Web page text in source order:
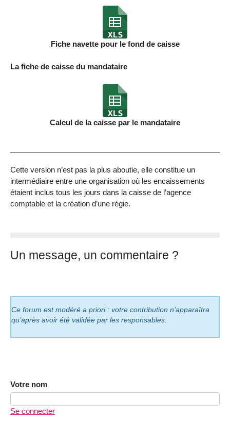
Fiche navette pour le fond de caisse
La fiche de caisse du mandataire
Calcul de la caisse par le mandataire
Cette version n’est pas la plus aboutie, elle constitue un
intermédiaire entre une organisation où les encaissements
étaient inclus tous les jours dans la caisse de l’agence
comptable et la création d’une régie.
Un message, un commentaire ?
Ce forum est modéré a priori : votre contribution n’apparaîtra
qu’après avoir été validée par les responsables.
Votre nom
Se connecter